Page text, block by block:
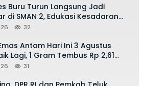
Buru Turun Langsung Jadi
di SMAN 2, Edukasi Kesadaran
Stop Kekerasan
32
Antam Hari Ini 3 Agustus
Lagi, 1 Gram Tembus Rp 2,61
31